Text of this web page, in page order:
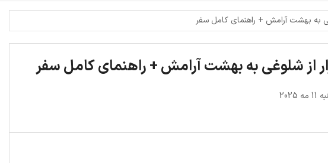
به بهشت آرامش + راهنمای کامل سفر
از شلوغی به بهشت آرامش + راهنمای کامل سفر